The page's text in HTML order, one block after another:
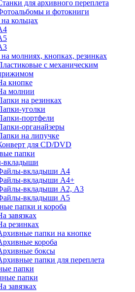
для архивного переплета
и фотокниги
кольцах
молниях, кнопках, резинках
с механическим
кнопке
молнии
на резинках
уголки
портфели
органайзеры
на липучке
для CD/DVD
папки
вкладыши
вкладыши А4
вкладыши А4+
вкладыши А2, А3
вкладыши А5
папки и короба
завязках
резинках
папки на кнопке
короба
боксы
папки для переплета
папки
папки
завязках